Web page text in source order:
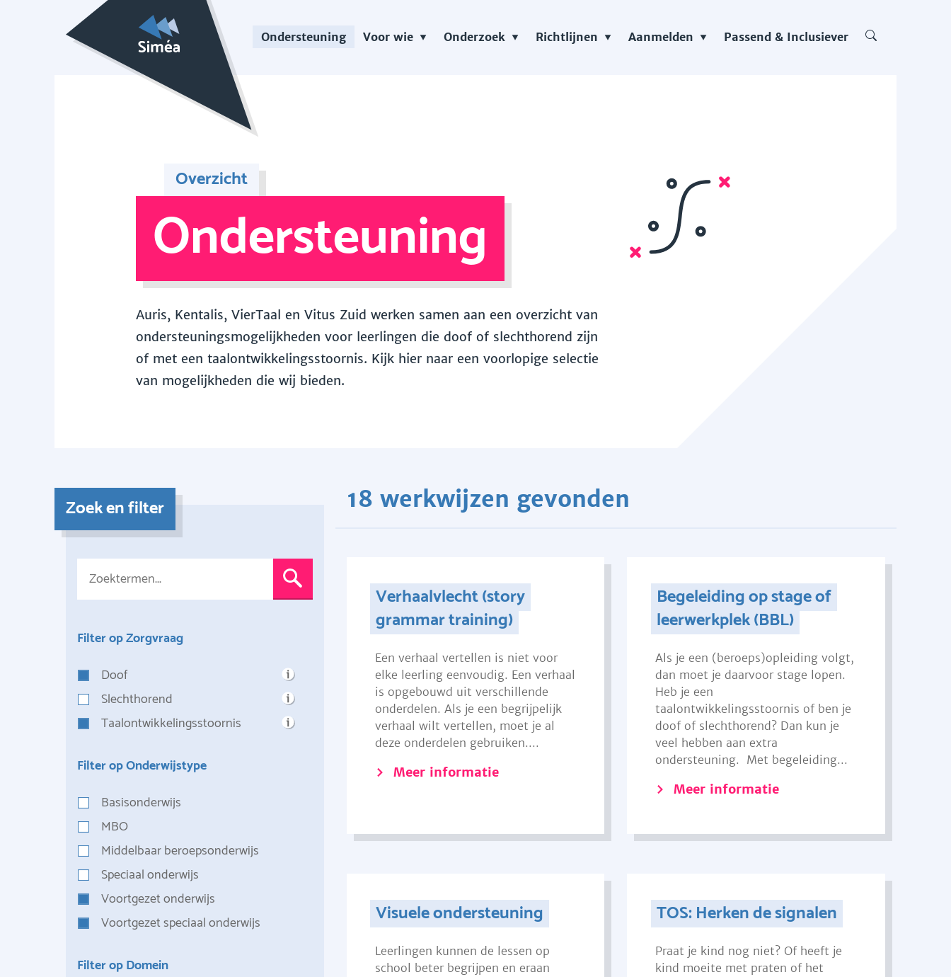
Ondersteuning Voor wie Onderzoek Richtlijnen Aanmelden Passend & Inclusiever
Overzicht
Ondersteuning
Auris, Kentalis, VierTaal en Vitus Zuid werken samen aan een overzicht van
ondersteuningsmogelijkheden voor leerlingen die doof of slechthorend zijn
of met een taalontwikkelingsstoornis. Kijk hier naar een voorlopige selectie
van mogelijkheden die wij bieden.
Zoek en filter
Filter op Zorgvraag
Doof
Slechthorend
Taalontwikkelingsstoornis
Filter op Onderwijstype
Basisonderwijs
MBO
Middelbaar beroepsonderwijs
Speciaal onderwijs
Voortgezet onderwijs
Voortgezet speciaal onderwijs
Filter op Domein
18 werkwijzen gevonden
Verhaalvlecht (story
grammar training)
Een verhaal vertellen is niet voor
elke leerling eenvoudig. Een verhaal
is opgebouwd uit verschillende
onderdelen. Als je een begrijpelijk
verhaal wilt vertellen, moet je al
deze onderdelen gebruiken....
Meer informatie
Begeleiding op stage of
leerwerkplek (BBL)
Als je een (beroeps)opleiding volgt,
dan moet je daarvoor stage lopen.
Heb je een
taalontwikkelingsstoornis of ben je
doof of slechthorend? Dan kun je
veel hebben aan extra
ondersteuning. Met begeleiding...
Meer informatie
Visuele ondersteuning
Leerlingen kunnen de lessen op
school beter begrijpen en eraan
TOS: Herken de signalen
Praat je kind nog niet? Of heeft je
kind moeite met praten of het